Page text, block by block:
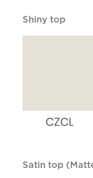
Shiny top
Satin top